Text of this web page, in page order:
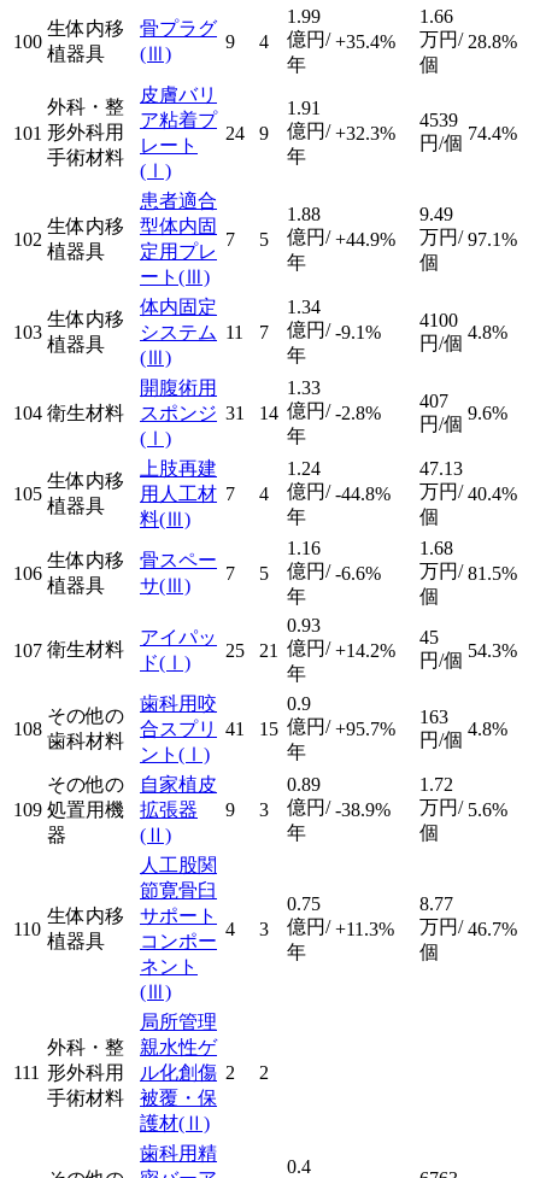
100
生体内移
植器具
骨プラグ
(Ⅲ)
9 4
1.99
億円/
年
+35.4%
1.66
万円/
個
28.8%
101
外科・整
形外科用
手術材料
皮膚バリ
ア粘着プ
レート
(Ⅰ)
24 9
1.91
億円/
年
+32.3%
4539
円/個 74.4%
102
生体内移
植器具
患者適合
型体内固
定用プレ
ート (Ⅲ)
7 5
1.88
億円/
年
+44.9%
9.49
万円/
個
97.1%
103
生体内移
植器具
体内固定
システム
(Ⅲ)
11 7
1.34
億円/
年
-9.1%
4100
円/個
4.8%
104 衛生材料
開腹術用
スポンジ
(Ⅰ)
31 14
1.33
億円/
年
-2.8%
407
円/個
9.6%
105
生体内移
植器具
上肢再建
用人工材
料(Ⅲ)
7 4
1.24
億円/
年
-44.8%
47.13
万円/
個
40.4%
106
生体内移
植器具
骨スペー
サ(Ⅲ)
7 5
1.16
億円/
年
-6.6%
1.68
万円/
個
81.5%
107 衛生材料
アイパッ
ド(Ⅰ)
25 21
0.93
億円/
年
+14.2%
45
円/個 54.3%
108
その他の
歯科材料
歯科用咬
合スプリ
ント (Ⅰ)
41 15
0.9
億円/
年
+95.7%
163
円/個
4.8%
109
その他の
処置用機
器
自家植皮
拡張器
(Ⅱ)
9 3
0.89
億円/
年
-38.9%
1.72
万円/
個
5.6%
110
生体内移
植器具
人工股関
節寛骨臼
サポート
コンポー
ネント
(Ⅲ)
4 3
0.75
億円/
年
+11.3%
8.77
万円/
個
46.7%
111
外科・整
形外科用
手術材料
局所管理
親水性ゲ
ル化創傷
被覆・保
護材(Ⅱ)
2 2
歯科用精
0.4